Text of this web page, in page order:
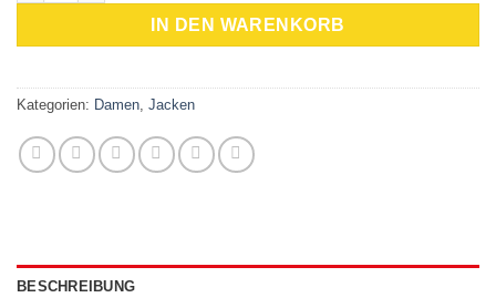
IN DEN WARENKORB
Kategorien: Damen Jacken
BESCHREIBUNG